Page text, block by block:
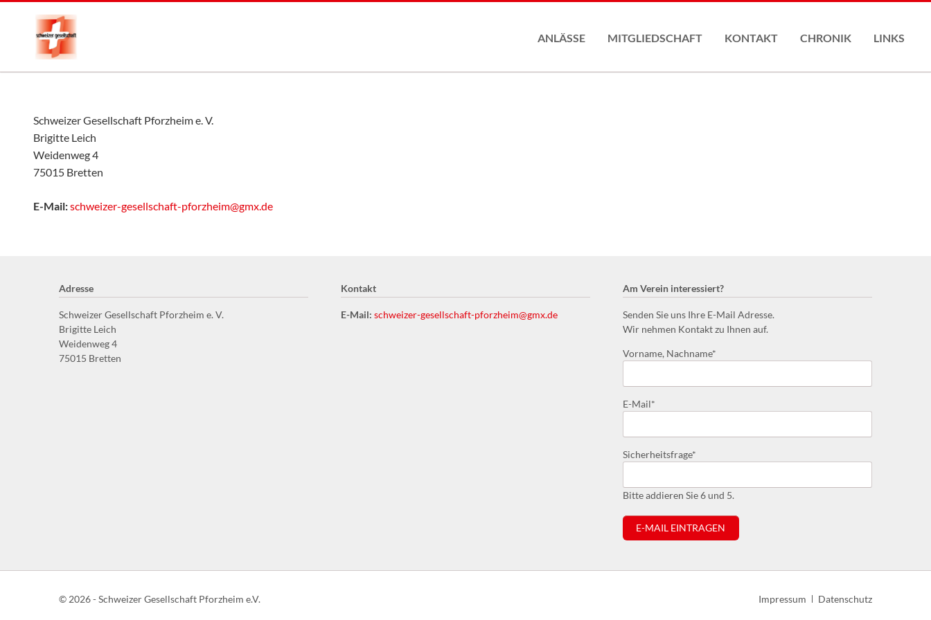
ANLÄSSE MITGLIEDSCHAFT KONTAKT CHRONIK LINKS
Schweizer Gesellschaft Pforzheim e. V.
Brigitte Leich
Weidenweg 4
75015 Bretten
E-Mail:schweizer-gesellschaft-pforzheim@gmx.de
Adresse
Schweizer Gesellschaft Pforzheim e. V.
Brigitte Leich
Weidenweg 4
75015 Bretten
Kontakt
E-Mail: schweizer-gesellschaft-pforzheim@gmx.de
Am Verein interessiert?
Senden Sie uns Ihre E-Mail Adresse.
Wir nehmen Kontakt zu Ihnen auf.
Pflichtfeld
Vorname, Nachname*
Pflichtfeld
E-Mail*
Pflichtfeld
Sicherheitsfrage*
Bitte addieren Sie 6 und 5.
E-MAIL EINTRAGEN
© 2026 - Schweizer Gesellschaft Pforzheim e.V.
Navigation
Impressum Datenschutz